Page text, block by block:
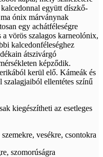
együtt díszkő-
ónix márványnak
egy achátféleségre
vörös szalagos karneolónix,
kalcedonféleséghez
átszivárgó
képződik.
kerül elő. Kámeák és
ellentétes színű
kiegészítheti az esetleges
vesékre, csontokra
szomorúságra